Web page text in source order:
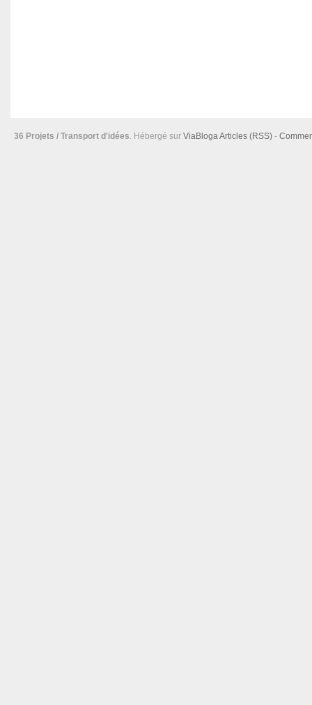
36 Projets / Transport d'idées . Hébergé sur ViaBloga Articles (RSS) -